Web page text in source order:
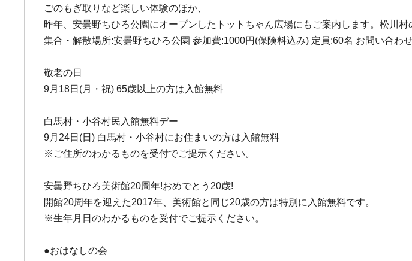
ごのもぎ取りなど楽しい体験のほか、
昨年、安曇野ちひろ公園にオープンしたトットちゃん広場にもご案内します。松川
集合・解散場所:安曇野ちひろ公園 参加費:1000円(保険料込み) 定員:60名 お問い合
敬老の日
9月18日(月・祝) 65歳以上の方は入館無料
白馬村・小谷村民入館無料デー
9月24日(日) 白馬村・小谷村にお住まいの方は入館無料
※ご住所のわかるものを受付でご提示ください。
安曇野ちひろ美術館20周年!おめでとう20歳!
開館20周年を迎えた2017年、美術館と同じ20歳の方は特別に入館無料です。
※生年月日のわかるものを受付でご提示ください。
●おはなしの会